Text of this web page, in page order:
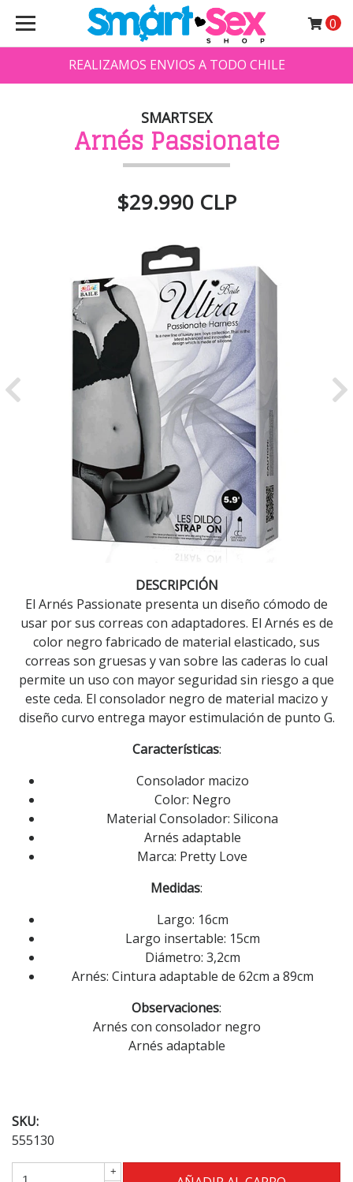
REALIZAMOS ENVIOS A TODO CHILE
0
SMARTSEX
Arnés Passionate
$29.990 CLP
Previous
DESCRIPCIÓN
El Arnés Passionate presenta un diseño cómodo de
usar por sus correas con adaptadores. El Arnés es de
color negro fabricado de material elasticado, sus
correas son gruesas y van sobre las caderas lo cual
permite un uso con mayor seguridad sin riesgo a que
este ceda. El consolador negro de material macizo y
diseño curvo entrega mayor estimulación de punto G.
Características:
Consolador macizo
Color: Negro
Material Consolador: Silicona
Arnés adaptable
Marca: Pretty Love
Medidas:
Largo: 16cm
Largo insertable: 15cm
Diámetro: 3,2cm
Arnés: Cintura adaptable de 62cm a 89cm
Observaciones:
Arnés con consolador negro
Arnés adaptable
SKU:
555130
+